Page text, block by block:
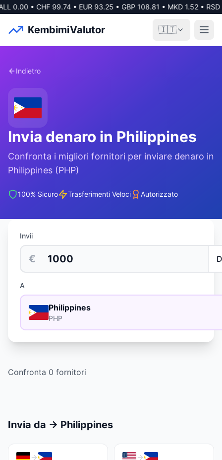
0.00• CHF 99.74• EUR 93.25• GBP 108.81• MKD 1.52• RSD
KembimiValutor 🇮🇹
Indietro
Invia denaro in Philippines
Confronta i migliori fornitori per inviare denaro in
Philippines (PHP)
100% Sicuro Trasferimenti Veloci Autorizzato
Invii
€
A
Philippines
PHP
Confronta 0 fornitori
Invia da → Philippines